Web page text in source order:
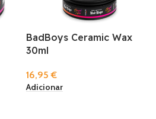
BadBoys Ceramic Wax
30ml
16,95€
Adicionar